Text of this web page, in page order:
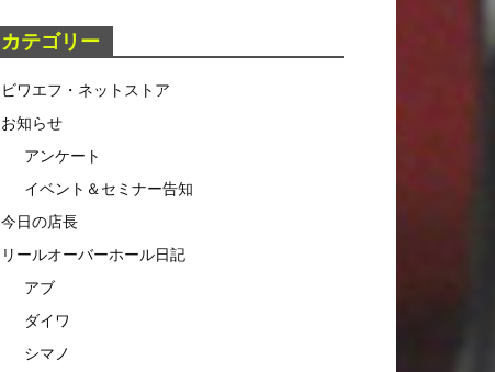
カテゴリー
ビワエフ・ネットストア
お知らせ
アンケート
イベント＆セミナー告知
今日の店長
リールオーバーホール日記
アブ
ダイワ
シマノ